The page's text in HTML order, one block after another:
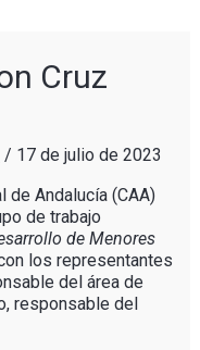
Cruz
/ 17 de julio de 2023
de Andalucía (CAA)
de trabajo
de Menores
los representantes
del área de
responsable del